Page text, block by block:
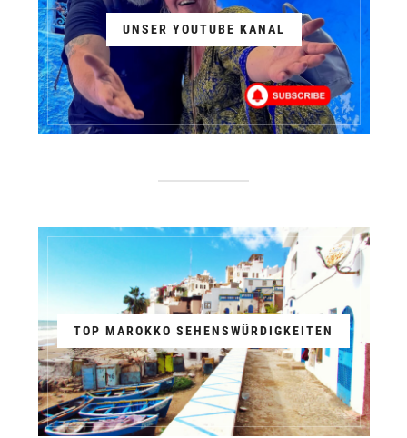
UNSER YOUTUBE KANAL
TOP MAROKKO SEHENSWÜRDIGKEITEN